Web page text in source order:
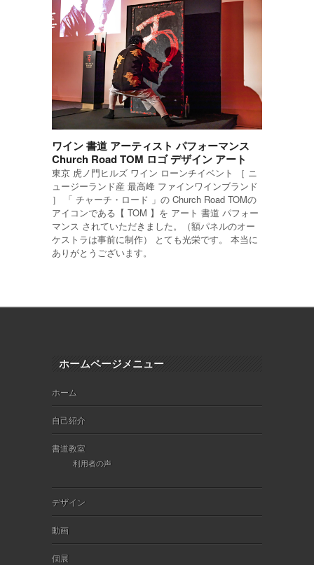
ワイン 書道 アーティスト パフォーマンス
Church Road TOM ロゴ デザイン アート
東京 虎ノ門ヒルズ ワイン ローンチイベント ［ ニ
ュージーランド産 最高峰 ファインワインブランド
］ 「 チャーチ・ロード 」の Church Road TOMの
アイコンである【 TOM 】を アート 書道 パフォー
マンス されていただきました。（額パネルのオー
ケストラは事前に制作） とても光栄です。 本当に
ありがとうございます。
ホームページメニュー
ホーム
自己紹介
書道教室
利用者の声
デザイン
動画
個展